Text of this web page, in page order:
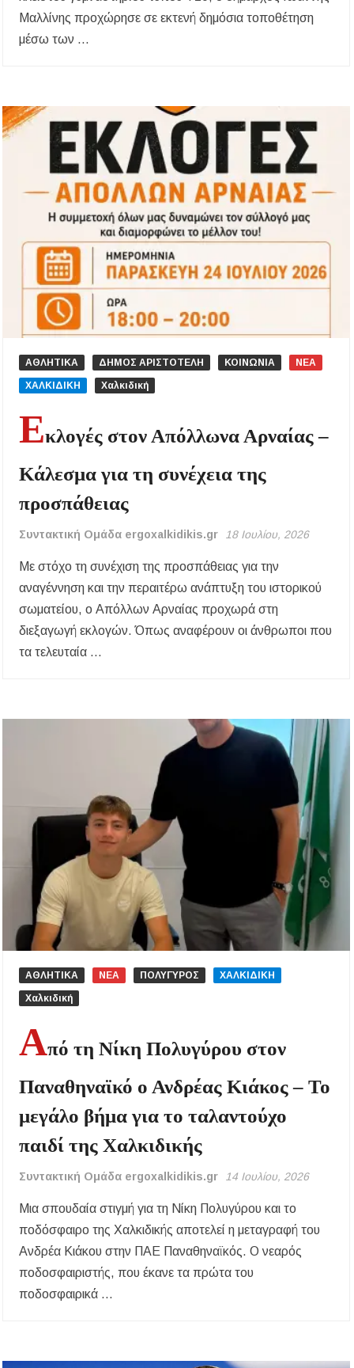
Κυνήγι 2026-2027: Πότε ανοίγει η κυνηγετική
υποβολής προτάσεων στο πλαίσιο του LEADER
Χαλκιδική: Διάσωση 49χρονης Γερμανίδας σε
δύσβατο σημείο στη Συκιά
Έλεγχοι σε παραλίες της Χαλκιδικής:
Σφραγίστηκαν πέντε επιχειρήσεις στην
Κασσάνδρα
Χαλκιδική: Νεκρός 68χρονος λουόμενος στην
παραλία της Νέας Ποτίδαιας
Χαλκιδική: Πρωταθλήτρια στις καταγγελίες
για παραλίες – Σφραγίσεις και πρόστιμα μετά
τους ελέγχους
Εγκρίθηκε η λειτουργία τμήματος της Σ.Α.Ε.Κ.
Μουδανιών στον Πολύγυρο– Δικαίωση της
διεκδίκησης του Δήμου Πολυγύρου
Η ΕΥΑΘ επεκτείνεται στη Χαλκιδική – Τι
αλλάζει με τον νέο νόμο για ύδρευση και
Μαλλίνης προχώρησε σε εκτενή δημόσια τοποθέτηση
μέσω των …
ΑΘΛΗΤΙΚΑ ΔΗΜΟΣ ΑΡΙΣΤΟΤΕΛΗ ΚΟΙΝΩΝΙΑ ΝΕΑ
ΧΑΛΚΙΔΙΚΗ Χαλκιδική
Εκλογές στον Απόλλωνα Αρναίας –
Κάλεσμα για τη συνέχεια της
προσπάθειας
Συντακτική Ομάδα ergoxalkidikis.gr 18 Ιουλίου, 2026
Με στόχο τη συνέχιση της προσπάθειας για την
αναγέννηση και την περαιτέρω ανάπτυξη του ιστορικού
σωματείου, ο Απόλλων Αρναίας προχωρά στη
διεξαγωγή εκλογών. Όπως αναφέρουν οι άνθρωποι που
τα τελευταία …
ΑΘΛΗΤΙΚΑ ΝΕΑ ΠΟΛΥΓΥΡΟΣ ΧΑΛΚΙΔΙΚΗ
Χαλκιδική
Από τη Νίκη Πολυγύρου στον
Παναθηναϊκό ο Ανδρέας Κιάκος – Το
μεγάλο βήμα για το ταλαντούχο
παιδί της Χαλκιδικής
Συντακτική Ομάδα ergoxalkidikis.gr 14 Ιουλίου, 2026
Μια σπουδαία στιγμή για τη Νίκη Πολυγύρου και το
ποδόσφαιρο της Χαλκιδικής αποτελεί η μεταγραφή του
Ανδρέα Κιάκου στην ΠΑΕ Παναθηναϊκός. Ο νεαρός
ποδοσφαιριστής, που έκανε τα πρώτα του
ποδοσφαιρικά …